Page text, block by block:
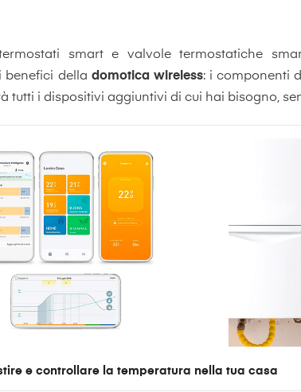
smart e valvole termostatiche
benefici della domotica wireless: i componenti
i dispositivi aggiuntivi di cui hai bisogno,
e controllare la temperatura nella tua casa